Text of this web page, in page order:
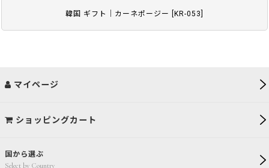
韓国 ギフト｜カーネポージー KR-053
国から選ぶ
Select by Country
マイページ
ショッピングカート